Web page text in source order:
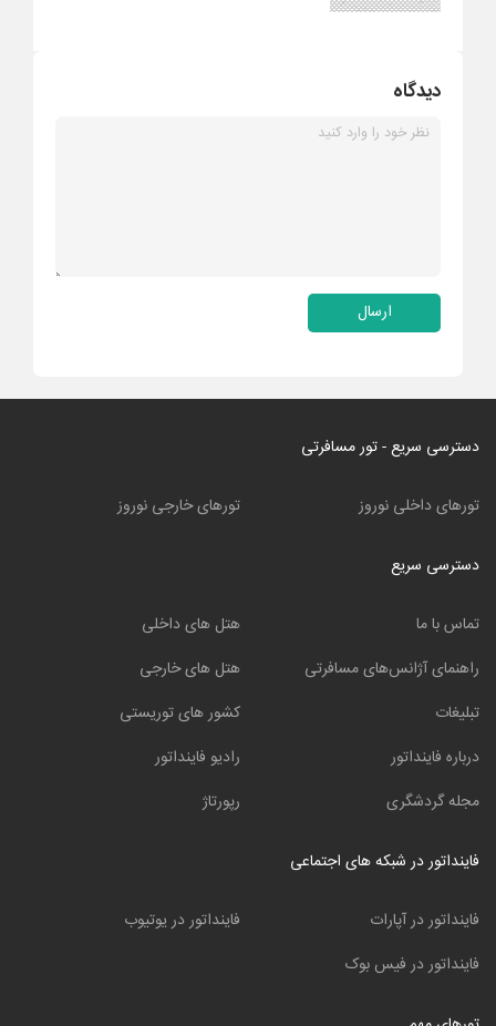
دیدگاه
ارسال
دسترسی سریع - تور مسافرتی
تورهای داخلی نوروز تورهای خارجی نوروز
دسترسی سریع
تماس با ما
راهنمای آژانس‌های مسافرتی
تبلیغات
درباره فاینداتور
مجله گردشگری
هتل های داخلی
هتل های خارجی
کشور های توریستی
رادیو فاینداتور
رپورتاژ
فاینداتور در شبکه های اجتماعی
فاینداتور در آپارات
فاینداتور در فیس بوک
فاینداتور در یوتیوب